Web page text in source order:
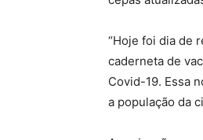
“Hoje foi dia de
caderneta de
Covid-19. Essa
a população da